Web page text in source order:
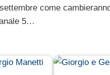
come
5…